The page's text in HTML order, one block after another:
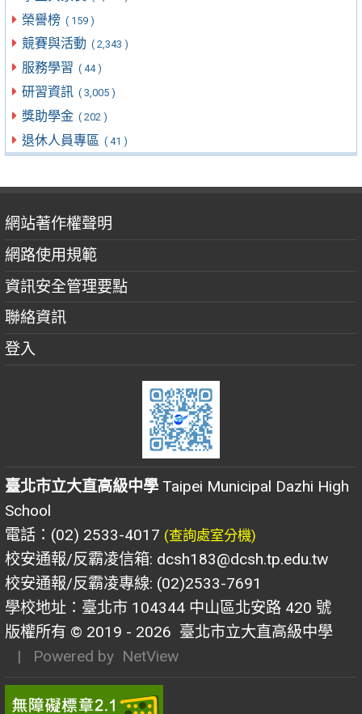
榮譽榜 ( 159 )
競賽與活動 ( 2,343 )
服務學習 ( 44 )
研習資訊 ( 3,005 )
獎助學金 ( 202 )
退休人員專區 ( 41 )
網站著作權聲明
網路使用規範
資訊安全管理要點
聯絡資訊
登入
臺北市立大直高級中學 Taipei Municipal Dazhi High
School
電話：(02) 2533-4017 (查詢處室分機)
校安通報/反霸凌信箱: dcsh183@dcsh.tp.edu.tw
校安通報/反霸凌專線: (02)2533-7691
學校地址：臺北市 104344 中山區北安路 420 號
版權所有 © 2019 - 2026 臺北市立大直高級中學
| Powered by NetView